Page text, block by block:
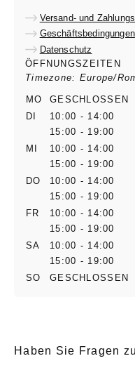
Versand- und
Geschäftsbedingungen
Datenschutz
ÖFFNUNGSZEITEN
Timezone: Europe/
MO
GESCHLOSSEN
DI
10:00 - 14:00
15:00 - 19:00
MI
10:00 - 14:00
15:00 - 19:00
DO
10:00 - 14:00
15:00 - 19:00
FR
10:00 - 14:00
15:00 - 19:00
SA
10:00 - 14:00
15:00 - 19:00
SO
GESCHLOSSEN
Haben Sie Fragen